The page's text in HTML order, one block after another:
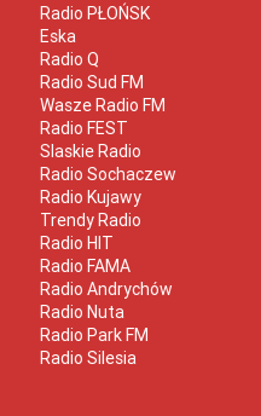
Radio PŁOŃSK
Eska
Radio Q
Radio Sud FM
Wasze Radio FM
Radio FEST
Slaskie Radio
Radio Sochaczew
Radio Kujawy
Trendy Radio
Radio HIT
Radio FAMA
Radio Andrychów
Radio Nuta
Radio Park FM
Radio Silesia